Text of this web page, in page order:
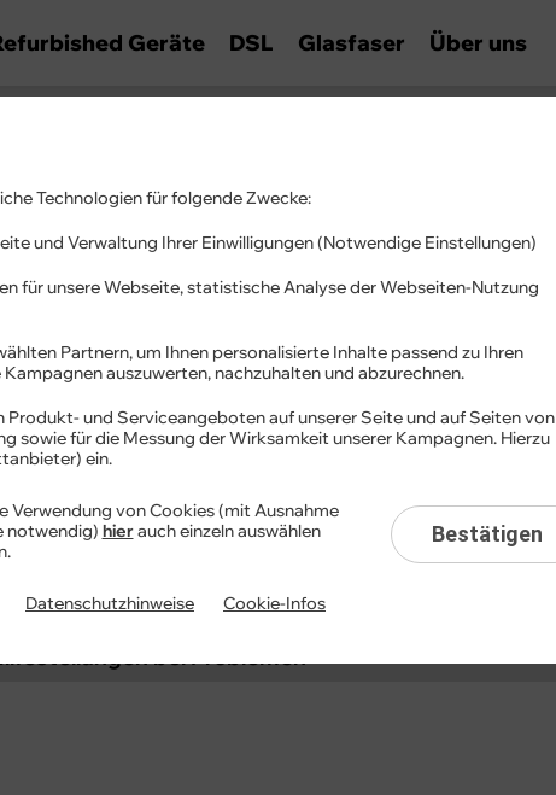
Geräte DSL Glasfaser Über uns
Suchen
bei Problemen
Technologien für folgende Zwecke:
und Verwaltung Ihrer Einwilligungen (Notwendige Einstellungen)
für unsere Webseite, statistische Analyse der Webseiten-Nutzung
Partnern, um Ihnen personalisierte Inhalte passend zu Ihren
auszuwerten, nachzuhalten und abzurechnen.
Produkt- und Serviceangeboten auf unserer Seite und auf Seiten von
sowie für die Messung der Wirksamkeit unserer Kampagnen. Hierzu
ein.
Verwendung von Cookies (mit Ausnahme
notwendig) hierauch einzeln auswählen
Bestätigen
Datenschutzhinweise Cookie-Infos